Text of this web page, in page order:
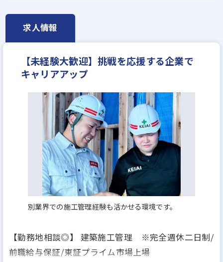
資格支援制度あり
女性が活躍中
完全週休2日
年間休日120日以上 月給25万円
求人情報
【未経験大歓迎】挑戦を応援する企業で
キャリアアップ
別業界での施工管理経験も活かせる環境です。
【勤務地相談◎】 建築施工管理 ※完全週休二日制/
前職給与保証/東証プライム市場上場